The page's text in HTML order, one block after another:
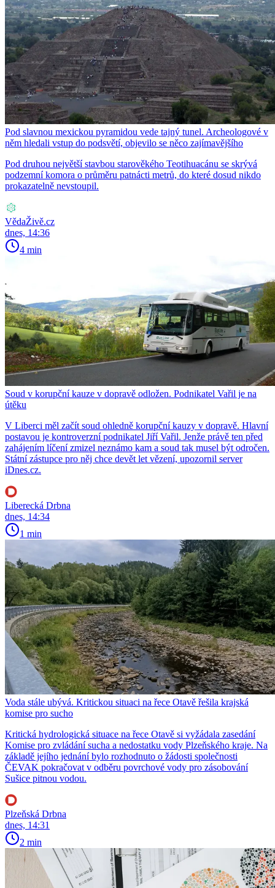
Pod slavnou mexickou pyramidou vede tajný tunel. Archeologové v
něm hledali vstup do podsvětí, objevilo se něco zajímavějšího
Pod druhou největší stavbou starověkého Teotihuacánu se skrývá
podzemní komora o průměru patnácti metrů, do které dosud nikdo
prokazatelně nevstoupil.
VědaŽivě.cz
dnes, 14:36
4 min
Soud v korupční kauze v dopravě odložen. Podnikatel Vařil je na
útěku
V Liberci měl začít soud ohledně korupční kauzy v dopravě. Hlavní
postavou je kontroverzní podnikatel Jiří Vařil. Jenže právě ten před
zahájením líčení zmizel neznámo kam a soud tak musel být odročen.
Státní zástupce pro něj chce devět let vězení, upozornil server
iDnes.cz.
Liberecká Drbna
dnes, 14:34
1 min
Voda stále ubývá. Kritickou situaci na řece Otavě řešila krajská
komise pro sucho
Kritická hydrologická situace na řece Otavě si vyžádala zasedání
Komise pro zvládání sucha a nedostatku vody Plzeňského kraje. Na
základě jejího jednání bylo rozhodnuto o žádosti společnosti
ČEVAK pokračovat v odběru povrchové vody pro zásobování
Sušice pitnou vodou.
Plzeňská Drbna
dnes, 14:31
2 min